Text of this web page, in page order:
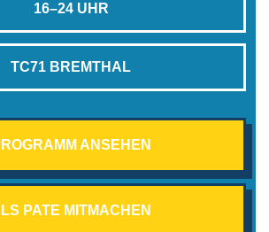
16–24 UHR
TC71 BREMTHAL
ANSEHEN
PATE MITMACHEN